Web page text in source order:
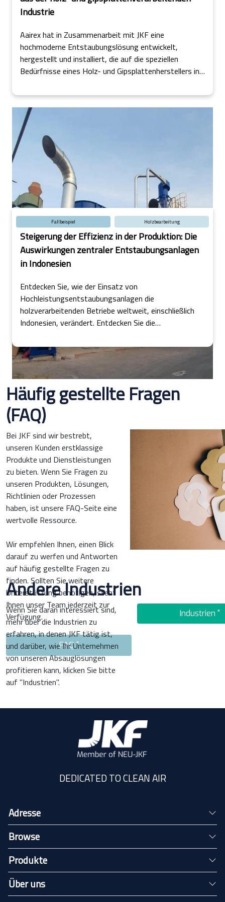
Industrie
Aairex hat in Zusammenarbeit mit JKF eine
hochmoderne Entstaubungslösung entwickelt,
hergestellt und installiert, die auf die speziellen
Bedürfnisse eines Holz- und Gipsplattenherstellers in
Fallbeispiel Holzbearbeitung
Steigerung der Effizienz in der Produktion: Die
Auswirkungen zentraler Entstaubungsanlagen
in Indonesien
Entdecken Sie, wie der Einsatz von
Hochleistungsentstaubungsanlagen die
holzverarbeitenden Betriebe weltweit, einschließlich
Indonesien, verändert. Entdecken Sie die
Betriebskosten und Produktionseffizienz in dieser
aufschlussreichen Untersuchung.
Häufig gestellte Fragen
(FAQ)
Bei JKF sind wir bestrebt,
unseren Kunden erstklassige
Produkte und Dienstleistungen
zu bieten. Wenn Sie Fragen zu
unseren Produkten, Lösungen,
Richtlinien oder Prozessen
haben, ist unsere FAQ-Seite eine
wertvolle Ressource.
Wir empfehlen Ihnen, einen Blick
darauf zu werfen und Antworten
auf häufig gestellte Fragen zu
finden. Sollten Sie weitere
Unterstützung benötigen, steht
Ihnen unser Team jederzeit zur
Verfügung.
FAQ "
Andere Industrien
Wenn Sie daran interessiert sind,
mehr über die Industrien zu
erfahren, in denen JKF tätig ist,
und darüber, wie Ihr Unternehmen
von unseren Absauglösungen
profitieren kann, klicken Sie bitte
auf "Industrien".
Industrien "
DEDICATED TO CLEAN AIR
Adresse
Browse
Produkte
Über uns